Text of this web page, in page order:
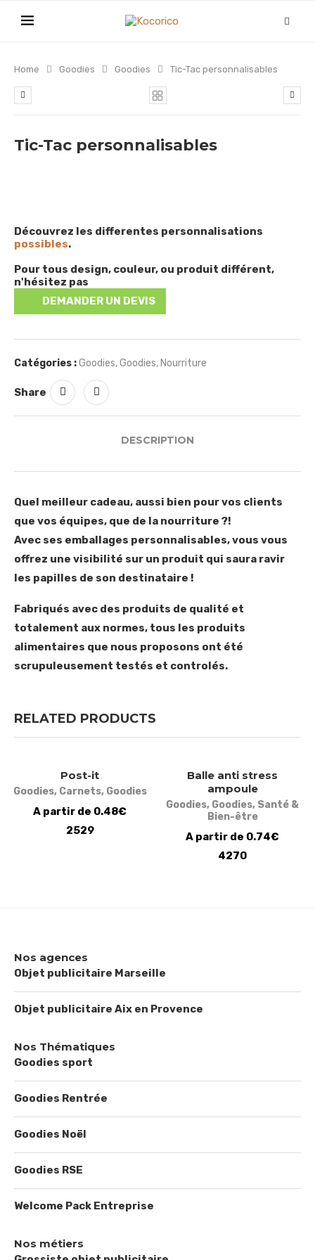
Home Goodies Goodies Tic-Tac personnalisables
Tic-Tac personnalisables
Découvrez les differentes personnalisations
possibles.
Pour tous design, couleur, ou produit différent,
n'hésitez pas
DEMANDER UN DEVIS
Catégories :Goodies,Goodies, Nourriture
Share
DESCRIPTION
Quel meilleur cadeau, aussi bien pour vos clients
que vos équipes, que de la nourriture ?!
Avec ses emballages personnalisables, vous vous
offrez une visibilité sur un produit qui saura ravir
les papilles de son destinataire !
Fabriqués avec des produits de qualité et
totalement aux normes, tous les produits
alimentaires que nous proposons ont été
scrupuleusement testés et controlés.
RELATED PRODUCTS
Post-it
Goodies, Carnets, Goodies
A partir de 0.48€
2529
Balle anti stress
ampoule
Goodies, Goodies, Santé &
Bien-être
A partir de 0.74€
4270
Nos agences
Objet publicitaire Marseille
Objet publicitaire Aix en Provence
Nos Thématiques
Goodies sport
Goodies Rentrée
Goodies Noël
Goodies RSE
Welcome Pack Entreprise
Nos métiers